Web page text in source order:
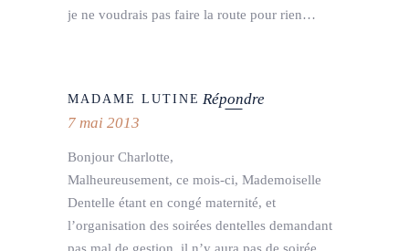
je ne voudrais pas faire la route pour rien…
MADAME LUTINE Répondre
7 mai 2013
Bonjour Charlotte,
Malheureusement, ce mois-ci, Mademoiselle
Dentelle étant en congé maternité, et
l’organisation des soirées dentelles demandant